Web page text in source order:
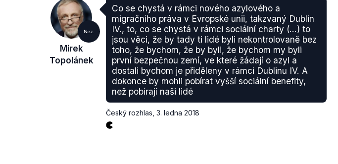
Nez.
Mirek
Topolánek
Co se chystá v rámci nového azylového a
migračního práva v Evropské unii, takzvaný Dublin
IV., to, co se chystá v rámci sociální charty (...) to
jsou věci, že by tady ti lidé byli nekontrolovaně bez
toho, že bychom, že by byli, že bychom my byli
první bezpečnou zemí, ve které žádají o azyl a
dostali bychom je přiděleny v rámci Dublinu IV. A
dokonce by mohli pobírat vyšší sociální benefity,
než pobírají naši lidé
Český rozhlas 3. ledna 2018